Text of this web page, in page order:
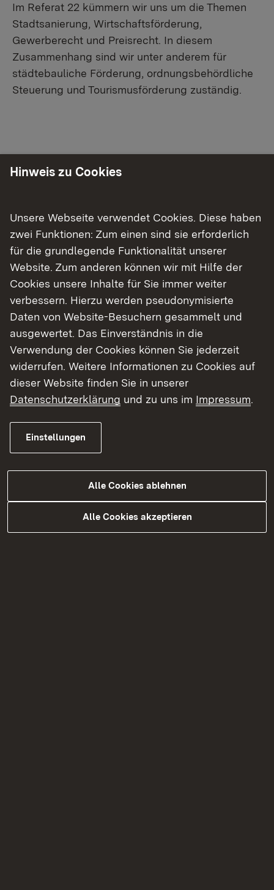
Im Referat 22 kümmern wir uns um die Themen
Stadtsanierung, Wirtschaftsförderung,
Gewerberecht und Preisrecht. In diesem
Zusammenhang sind wir unter anderem für
städtebauliche Förderung, ordnungsbehördliche
Steuerung und Tourismusförderung zuständig.
Unsere Aufgaben
Ordnungsbehördliche Steuerung
Bescheinigung nach dem
Umsatzsteuergesetz
Tourismus
Häufig nachgefragt
Gaststättenrecht
Hinweis zu Cookies
Unsere Webseite verwendet Cookies. Diese haben
zwei Funktionen: Zum einen sind sie erforderlich
für die grundlegende Funktionalität unserer
Website. Zum anderen können wir mit Hilfe der
Cookies unsere Inhalte für Sie immer weiter
verbessern. Hierzu werden pseudonymisierte
Daten von Website-Besuchern gesammelt und
ausgewertet. Das Einverständnis in die
Verwendung der Cookies können Sie jederzeit
widerrufen. Weitere Informationen zu Cookies auf
dieser Website finden Sie in unserer
Datenschutzerklärung und zu uns im Impressum.
Einstellungen
Alle Cookies ablehnen
Alle Cookies akzeptieren